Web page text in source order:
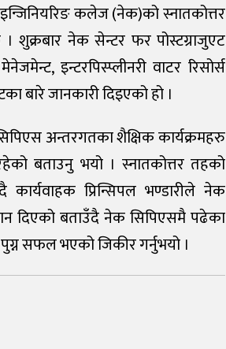
कलेज (नेक)को स्नातकोत्तर
शुक्रबार नेक सेन्टर फर पोस्टग्राजुएट
इन्टरपिस्प्लीनरी वाटर रिसोर्स
बारे जानकारी दिइएको हो ।
अन्तरगतका शैक्षिक कार्यक्रमहरु
बताउनु भयो । स्नातकोत्तर तहको
प्रिन्सिपल भण्डारीले नेक
दिएको बताउँदै नेक सिपिएसमै पढेका
पुग्न सफल भएको जिकीर गर्नुभयो ।